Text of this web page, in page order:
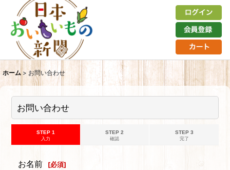
ホーム > お問い合わせ
お問い合わせ
STEP 1
入力
STEP 2
確認
STEP 3
完了
お名前 [必須]